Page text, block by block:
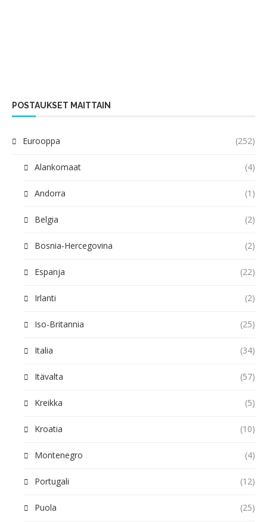
POSTAUKSET MAITTAIN
Eurooppa (252)
Alankomaat (4)
Andorra (1)
Belgia (2)
Bosnia-Hercegovina (2)
Espanja (22)
Irlanti (2)
Iso-Britannia (25)
Italia (34)
Itävalta (57)
Kreikka (5)
Kroatia (10)
Montenegro (4)
Portugali (12)
Puola (25)